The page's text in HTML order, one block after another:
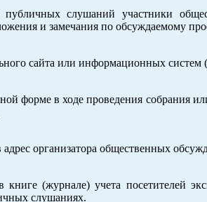
слушаний участники
и замечания по обсуждаемому
сайта или информационных
форме в ходе проведения собрания
организатора общественных
книге (журнале) учета посетителей
слушаниях.